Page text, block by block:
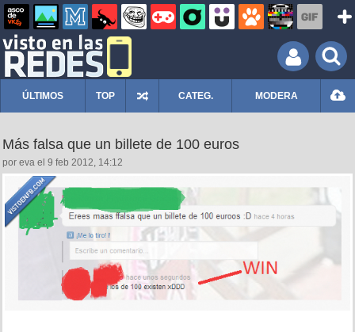
ÚLTIMOS TOP CATEG. MODERA
Más falsa que un billete de 100 euros
por eva el 9 feb 2012, 14:12